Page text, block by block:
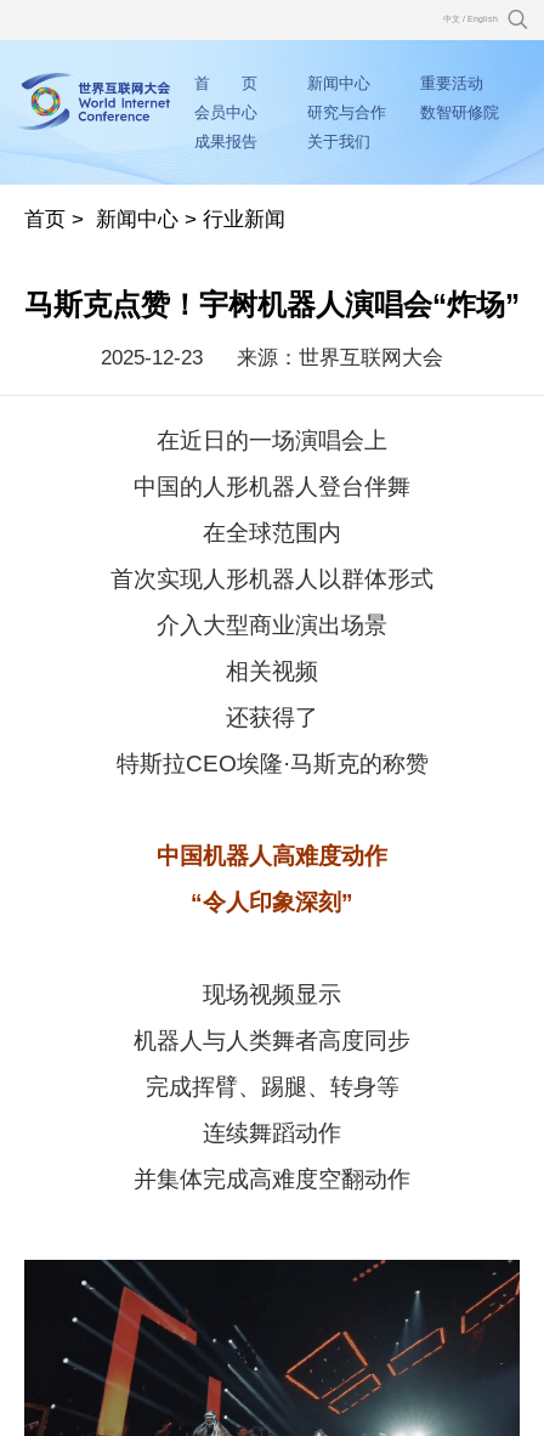
中文 / English
首 页 新闻中心
重要活动
会员中心
研究与合作
数智研修院
成果报告
关于我们
首页 > 新闻中心 >行业新闻
马斯克点赞！宇树机器人演唱会“炸场”
2025-12-23 来源：世界互联网大会
在近日的一场演唱会上
中国的人形机器人登台伴舞
在全球范围内
首次实现人形机器人以群体形式
介入大型商业演出场景
相关视频
还获得了
特斯拉CEO埃隆·马斯克的称赞
中国机器人高难度动作
“令人印象深刻”
现场视频显示
机器人与人类舞者高度同步
完成挥臂、踢腿、转身等
连续舞蹈动作
并集体完成高难度空翻动作